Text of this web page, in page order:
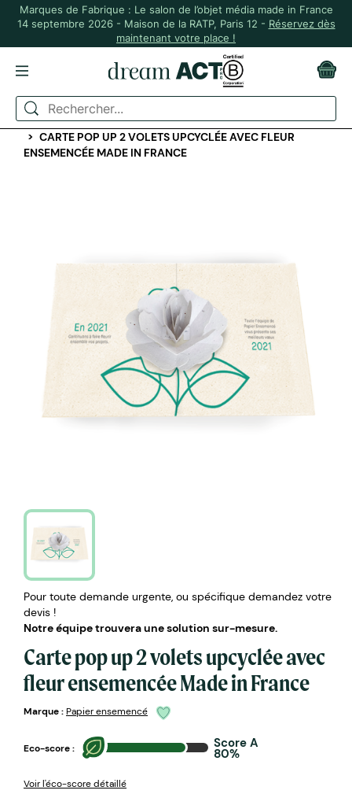
Marques de Fabrique : Le salon de l’objet média made in France
14 septembre 2026 - Maison de la RATP, Paris 12 - Réservez dès
maintenant votre place !
ACCUEIL
PAPETERIE PERSONNALISÉE
CARTES DE VŒUX, CARTES POSTALES, MARQUES PAGES
CARTE POP UP 2 VOLETS UPCYCLÉE AVEC FLEUR
ENSEMENCÉE MADE IN FRANCE
Pour toute demande urgente, ou spécifique demandez votre
devis !
Notre équipe trouvera une solution sur-mesure.
Carte pop up 2 volets upcyclée avec
fleur ensemencée Made in France
Marque :Papier ensemencé
Eco-score : Score A
80%
Voir l'éco-score détaillé